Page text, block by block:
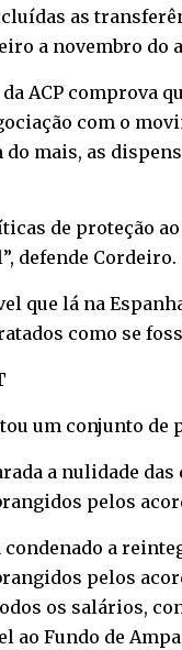
as
a novembro do
ACP comprova
com o
do mais, as
de proteção
defende Cordeiro.
que lá na
como se
um conjunto de
a nulidade
pelos
condenado a
pelos
os salários,
ao Fundo de